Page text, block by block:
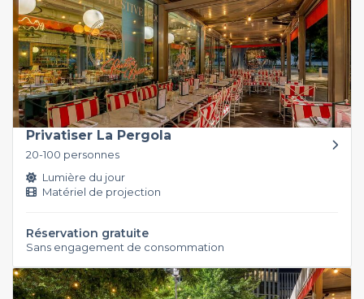
Privatiser La Pergola
20-100 personnes
Lumière du jour
Matériel de projection
Réservation gratuite
Sans engagement de consommation